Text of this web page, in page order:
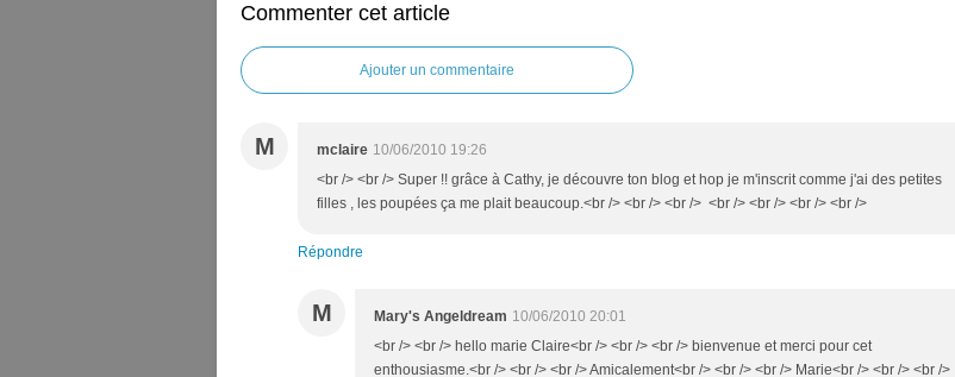
Commenter cet article
Ajouter un commentaire
M mclaire 10/06/2010 19:26
<br /> <br /> Super !! grâce à Cathy, je découvre ton blog et hop je m'inscrit comme j'ai des petites
filles , les poupées ça me plait beaucoup.<br /> <br /> <br /> <br /> <br /> <br /> <br />
Répondre
M Mary's Angeldream 10/06/2010 20:01
<br /> <br /> hello marie Claire<br /> <br /> <br /> bienvenue et merci pour cet
enthousiasme.<br /> <br /> <br /> Amicalement<br /> <br /> <br /> Marie<br /> <br /> <br />